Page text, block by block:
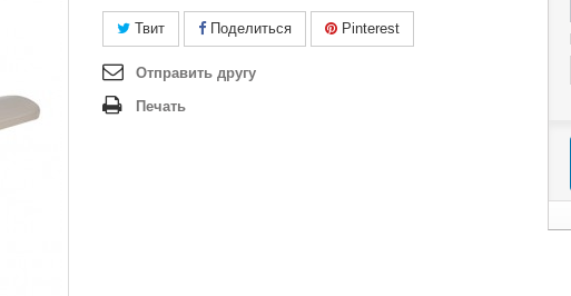
Твит Поделиться Pinterest
Отправить другу
Печать